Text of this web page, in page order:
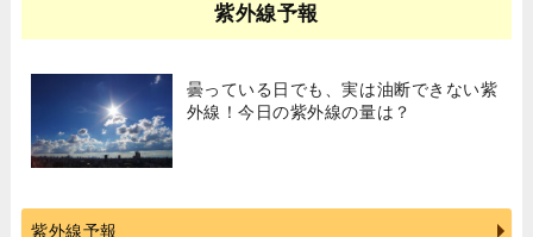
紫外線予報
曇っている日でも、実は油断できない紫
外線！今日の紫外線の量は？
紫外線予報